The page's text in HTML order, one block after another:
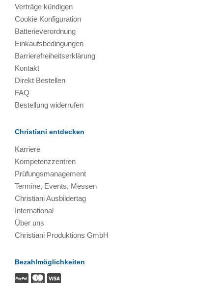
Verträge kündigen
Cookie Konfiguration
Batterieverordnung
Einkaufsbedingungen
Barrierefreiheitserklärung
Kontakt
Direkt Bestellen
FAQ
Bestellung widerrufen
Christiani entdecken
Karriere
Kompetenzzentren
Prüfungsmanagement
Termine, Events, Messen
Christiani Ausbildertag
International
Über uns
Christiani Produktions GmbH
Bezahlmöglichkeiten